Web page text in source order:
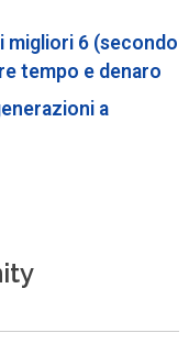
migliori 6 (secondo
tempo e denaro
a